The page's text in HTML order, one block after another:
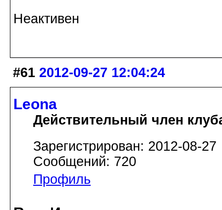
Неактивен
#61 2012-09-27 12:04:24
Leona
Действительный член
Зарегистрирован: 2012-08-27
Сообщений: 720
Профиль